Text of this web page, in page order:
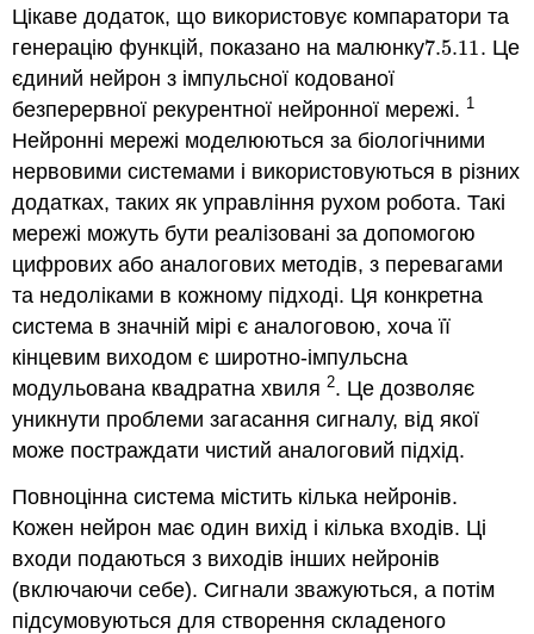
Цікаве додаток, що використовує компаратори та
генерацію функцій, показано на малюнку7.5.11
7.5.11. Це
єдиний нейрон з імпульсної кодованої
безперервної рекурентної нейронної мережі. 1
Нейронні мережі моделюються за біологічними
нервовими системами і використовуються в різних
додатках, таких як управління рухом робота. Такі
мережі можуть бути реалізовані за допомогою
цифрових або аналогових методів, з перевагами
та недоліками в кожному підході. Ця конкретна
система в значній мірі є аналоговою, хоча її
кінцевим виходом є широтно-імпульсна
модульована квадратна хвиля2. Це дозволяє
уникнути проблеми загасання сигналу, від якої
може постраждати чистий аналоговий підхід.
Повноцінна система містить кілька нейронів.
Кожен нейрон має один вихід і кілька входів. Ці
входи подаються з виходів інших нейронів
(включаючи себе). Сигнали зважуються, а потім
підсумовуються для створення складеного